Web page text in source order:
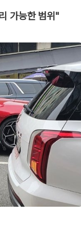
가능한 범위"